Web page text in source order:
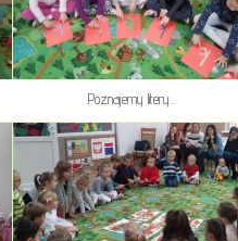
Poznajemy litery...